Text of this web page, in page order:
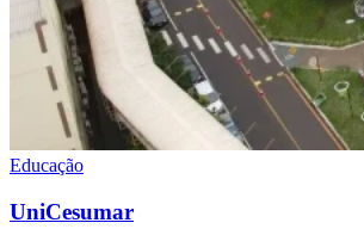
Educação
UniCesumar